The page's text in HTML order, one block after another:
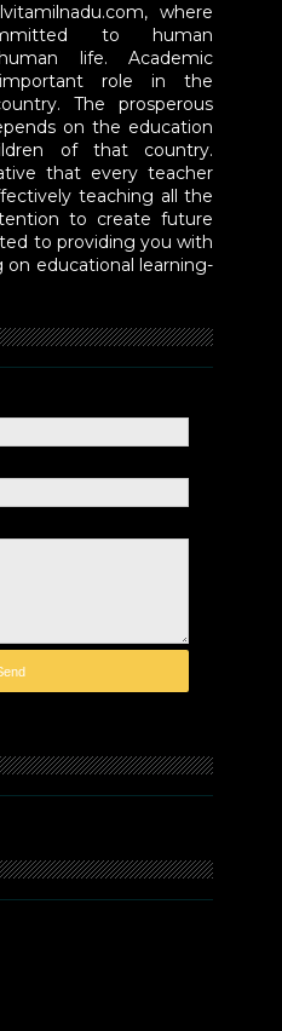
where
to human
life. Academic
role in the
The prosperous
on the education
of that country.
that every teacher
teaching all the
to create future
to providing you with
educational learning-